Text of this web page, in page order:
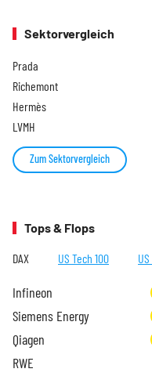
Sektorvergleich
Prada
Richemont
Hermès
LVMH
Zum Sektorvergleich
Tops & Flops
DAX US Tech 100
Infineon
Siemens Energy
Qiagen
RWE